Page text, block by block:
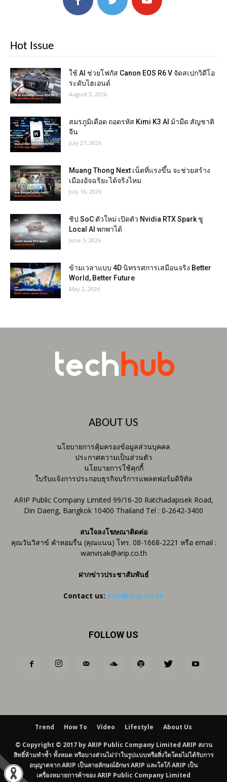
Hot Issue
ใช้ AI ช่วยโฟกัส Canon EOS R6 V จัดสเปกวิดีโอ
ระดับไฮเอนด์
August 3, 2026
สมรภูมิเดือด ถอดรหัส Kimi K3 AI ม้ามืด สัญชาติ
จีน
July 27, 2026
Muang Thong Next เน็ตที่แรงขึ้น จะช่วยสร้าง
เมืองอัจฉริยะได้จริงไหม
July 16, 2026
ชิป SoC ตัวใหม่ เปิดตัว Nvidia RTX Spark ชู
Local AI พกพาได้
June 5, 2026
ข้ามเวลาแบบ 4D นิทรรศการเสมือนจริง Better
World, Better Future
May 2, 2026
ABOUT US
นโยบายการคุ้มครองข้อมูลส่วนบุคคล
ประกาศความเป็นส่วนตัว
นโยบายการใช้คุกกี้
ใบรับแจ้งการประกอบธุรกิจบริการแพลตฟอร์มดิจิทัล
ARIP Public Company Limited 99/16-20 Ratchadapisek Road,
Din Daeng, Bangkok 10400 Thailand Tel : 0-2642-3400
สนใจลงโฆษณาติดต่อ
คุณวันวิสาข์ คำหอมรื่น (คุณแนน) โทร. 08-1668-2221 หรือ email :
wanvisak@arip.co.th
ฝากข่าวประชาสัมพันธ์
Contact us: ctm@arip.co.th
FOLLOW US
Trend How To Video Lifestyle About Us
© Copyright © 2017 by ARIP Public Company Limited ARIP สงวน
สิทธิ์ห้ามทำซ้ำ ทั้งหมด หรือบางส่วนไม่ว่าในรูปแบบหรือสิ่งใดโดยไม่ได้รับการ
อนุญาตจาก ARIP เป็นลายลักษณ์อักษร ARIP และโลโก้ ARIP เป็น
เครื่องหมายการค้าของ ARIP Public Company Limited